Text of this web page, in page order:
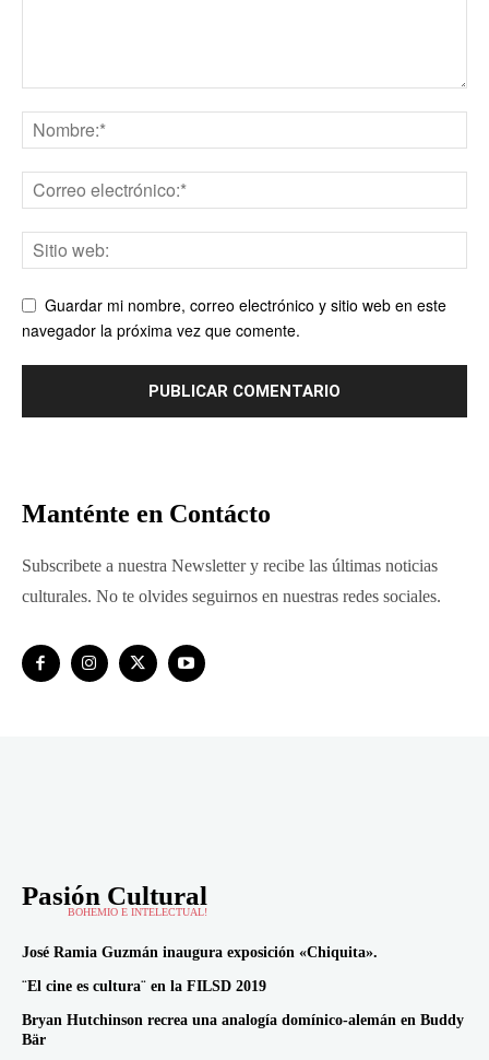
Guardar mi nombre, correo electrónico y sitio web en este
navegador la próxima vez que comente.
Manténte en Contácto
Subscribete a nuestra Newsletter y recibe las últimas noticias
culturales. No te olvides seguirnos en nuestras redes sociales.
Pasión Cultural
BOHEMIO E INTELECTUAL!
José Ramia Guzmán inaugura exposición «Chiquita».
¨El cine es cultura¨ en la FILSD 2019
Bryan Hutchinson recrea una analogía domínico-alemán en Buddy
Bär